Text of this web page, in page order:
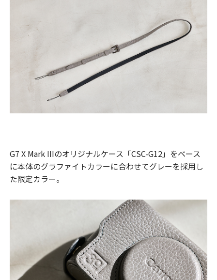
G7 X Mark IIIのオリジナルケース「CSC-G12」をベース
に本体のグラファイトカラーに合わせてグレーを採用し
た限定カラー。